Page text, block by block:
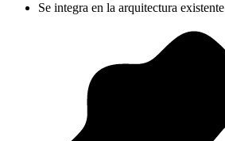
Se integra en la arquitectura existente